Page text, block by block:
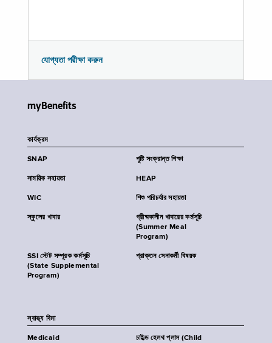
যোগ্যতা পরীক্ষা করুন
myBenefits
কার্যক্রম
SNAP পুষ্টি সংক্রান্ত শিক্ষা
সাময়িক সহায়তা HEAP
WIC শিশু পরিচর্যার সহায়তা
স্কুলের খাবার
গ্রীষ্মকালীন খাবারের কর্মসূচি
(Summer Meal
Program)
SSI স্টেট সম্পূরক কর্মসূচি
(State Supplemental
Program)
প্রাক্তন সেনাকর্মী বিষয়ক
স্বাস্থ্য বিমা
Medicaid
চাইল্ড হেলথ প্লাস (Child